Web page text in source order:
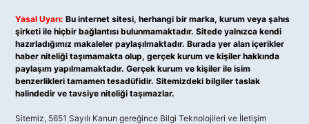
Yasal Uyarı: Bu internet sitesi, herhangi bir marka, kurum veya şahıs
şirketi ile hiçbir bağlantısı bulunmamaktadır. Sitede yalnızca kendi
hazırladığımız makaleler paylaşılmaktadır. Burada yer alan içerikler
haber niteliği taşımamakta olup, gerçek kurum ve kişiler hakkında
paylaşım yapılmamaktadır. Gerçek kurum ve kişiler ile isim
benzerlikleri tamamen tesadüfidir. Sitemizdeki bilgiler taslak
halindedir ve tavsiye niteliği taşımazlar.
Sitemiz, 5651 Sayılı Kanun gereğince Bilgi Teknolojileri ve İletişim